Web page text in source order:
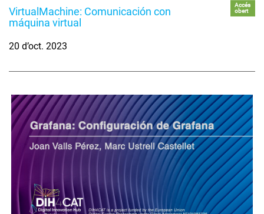
VirtualMachine: Comunicación con
máquina virtual
Accés
obert
20 d’oct. 2023